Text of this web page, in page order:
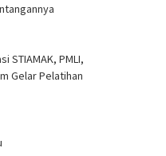
STIAMAK, PMLI,
Gelar Pelatihan